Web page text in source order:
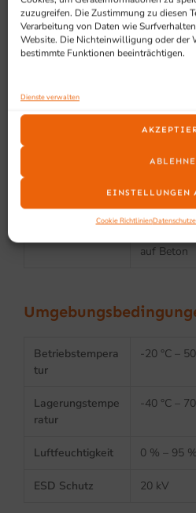
zuzugreifen. Die Zustimmung zu diesen
Verarbeitung von Daten wie
Website. Die Nichteinwilligung oder der
bestimmte Funktionen beeinträchtigen.
Dienste verwalten
EINSTELLUNGEN
Cookie Richtlinien
Stromaufnahme
POT: max.
rgung
auf Beton
Betriebstempera
tur
-20 °C –
Lagerungstempe
ratur
-40 °C –
Luftfeuchtigkeit 0 % – 95
ESD Schutz 20 kV